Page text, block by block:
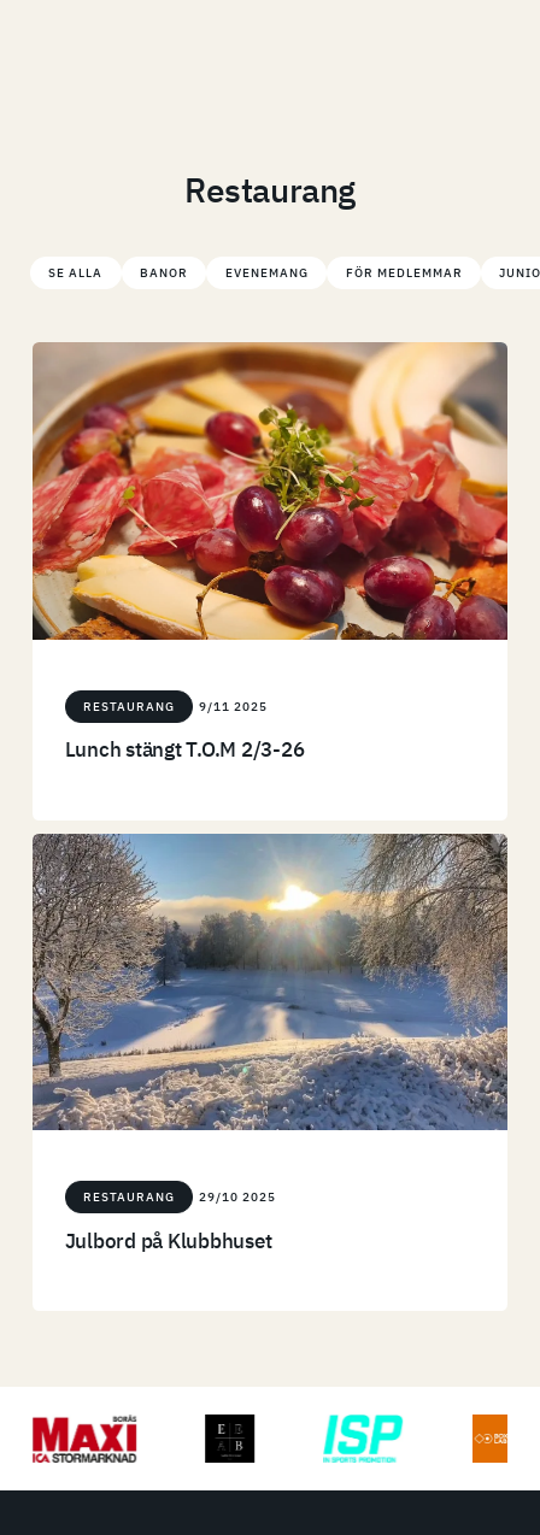
Restaurang
SE ALLA BANOR EVENEMANG FÖR MEDLEMMAR
RESTAURANG 9/11 2025
Lunch stängt T.O.M 2/3-26
RESTAURANG 29/10 2025
Julbord på Klubbhuset